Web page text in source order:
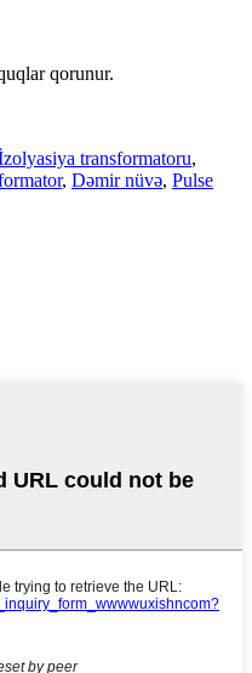
qorunur.
transformatoru,
, Dəmir nüvə, Pulse